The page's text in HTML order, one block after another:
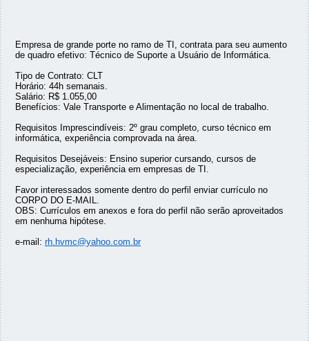
Empresa de grande porte no ramo de TI, contrata para seu aumento
de quadro efetivo: Técnico de Suporte a Usuário de Informática.
Tipo de Contrato: CLT
Horário: 44h semanais.
Salário: R$ 1.055,00
Benefícios: Vale Transporte e Alimentação no local de trabalho.
Requisitos Imprescindíveis: 2º grau completo, curso técnico em
informática, experiência comprovada na área.
Requisitos Desejáveis: Ensino superior cursando, cursos de
especialização, experiência em empresas de TI.
Favor interessados somente dentro do perfil enviar currículo no
CORPO DO E-MAIL.
OBS: Currículos em anexos e fora do perfil não serão aproveitados
em nenhuma hipótese.
e-mail: rh.hvmc@yahoo.com.br